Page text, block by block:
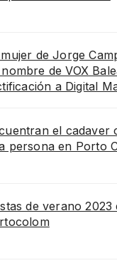
de Jorge
de VOX
a Digital
el cadaver
persona en Porto
de verano 2023